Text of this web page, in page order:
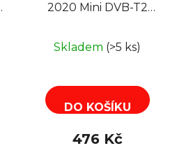
2020 Mini DVB-T2
Skladem (>5 ks)
DO KOŠÍKU
476 Kč